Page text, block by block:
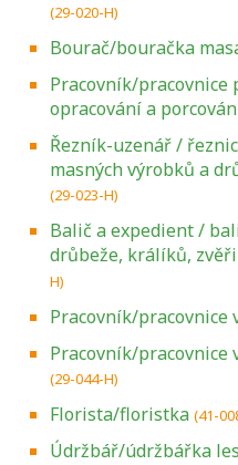
(29-020-H)
Bourač/bouračka
Pracovník/pracovnice
opracování a
Řezník-uzenář /
masných výrobků a
(29-023-H)
Balič a expedient /
drůbeže, králíků,
H)
Pracovník/pracovnice
Pracovník/pracovnice
(29-044-H)
Florista/floristka (41-
Údržbář/údržbářka